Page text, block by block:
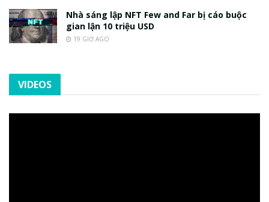
Nhà sáng lập NFT Few and Far bị cáo buộc
gian lận 10 triệu USD
19 GIỜ AGO
VIDEOS